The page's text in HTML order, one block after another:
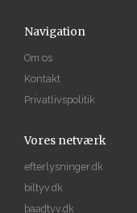
Navigation
Om os
Kontakt
Privatlivspolitik
Vores netværk
efterlysninger.dk
biltyv.dk
baadtyv.dk